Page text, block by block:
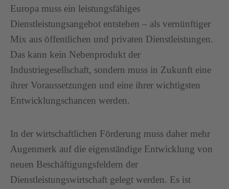
Europa muss ein leistungsfähiges
Dienstleistungsangebot entstehen – als vernünftiger
Mix aus öffentlichen und privaten Dienstleistungen.
Das kann kein Nebenprodukt der
Industriegesellschaft, sondern muss in Zukunft eine
ihrer Voraussetzungen und eine ihrer wichtigsten
Entwicklungschancen werden.
In der wirtschaftlichen Förderung muss daher mehr
Augenmerk auf die eigenständige Entwicklung von
neuen Beschäftigungsfeldern der
Dienstleistungswirtschaft gelegt werden. Es ist